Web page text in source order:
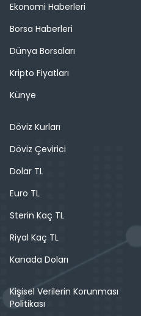
Ekonomi Haberleri
Borsa Haberleri
Dünya Borsaları
Kripto Fiyatları
Künye
Döviz Kurları
Döviz Çevirici
Dolar TL
Euro TL
Sterin Kaç TL
Riyal Kaç TL
Kanada Doları
Kişisel Verilerin Korunması
Politikası